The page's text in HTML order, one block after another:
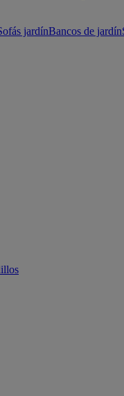
jardínBancos de jardín